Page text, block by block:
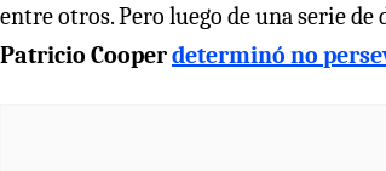
entre otros. Pero luego de una serie
Patricio Cooperdeterminó no